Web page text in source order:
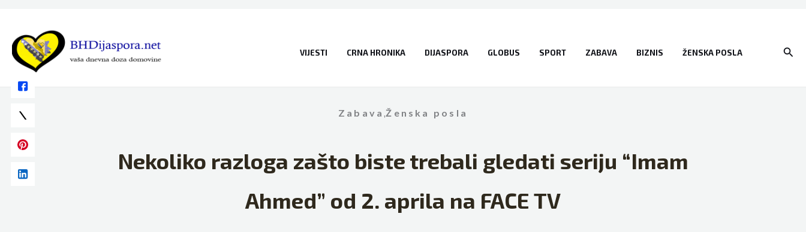
content
VIJESTI CRNA HRONIKA DIJASPORA GLOBUS SPORT ZABAVA BIZNIS ŽENSKA POSLA
Zabava,Ženska posla
Nekoliko razloga zašto biste trebali gledati seriju “Imam
Ahmed” od 2. aprila na FACE TV